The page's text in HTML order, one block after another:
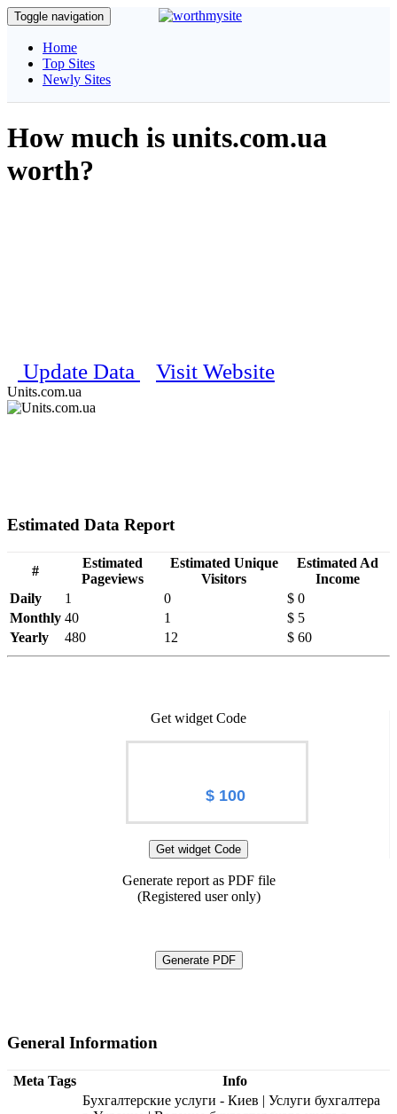
Toggle navigation
Home
Top Sites
Newly Sites
How much is units.com.ua
worth?
Update Data Visit Website
Units.com.ua
Estimated Data Report
#
Estimated
Pageviews
Estimated Unique
Visitors
Estimated Ad
Income
Daily
1 0
$ 0
Monthly 40 1
$ 5
Yearly
480 12 $ 60
Get widget Code
$ 100
Get widget Code
Generate report as PDF file
(Registered user only)
Generate PDF
General Information
Meta Tags Info
Бухгалтерские услуги - Киев | Услуги бухгалтера